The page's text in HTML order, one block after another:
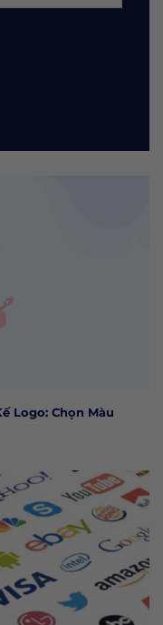
Logo: Chọn Màu